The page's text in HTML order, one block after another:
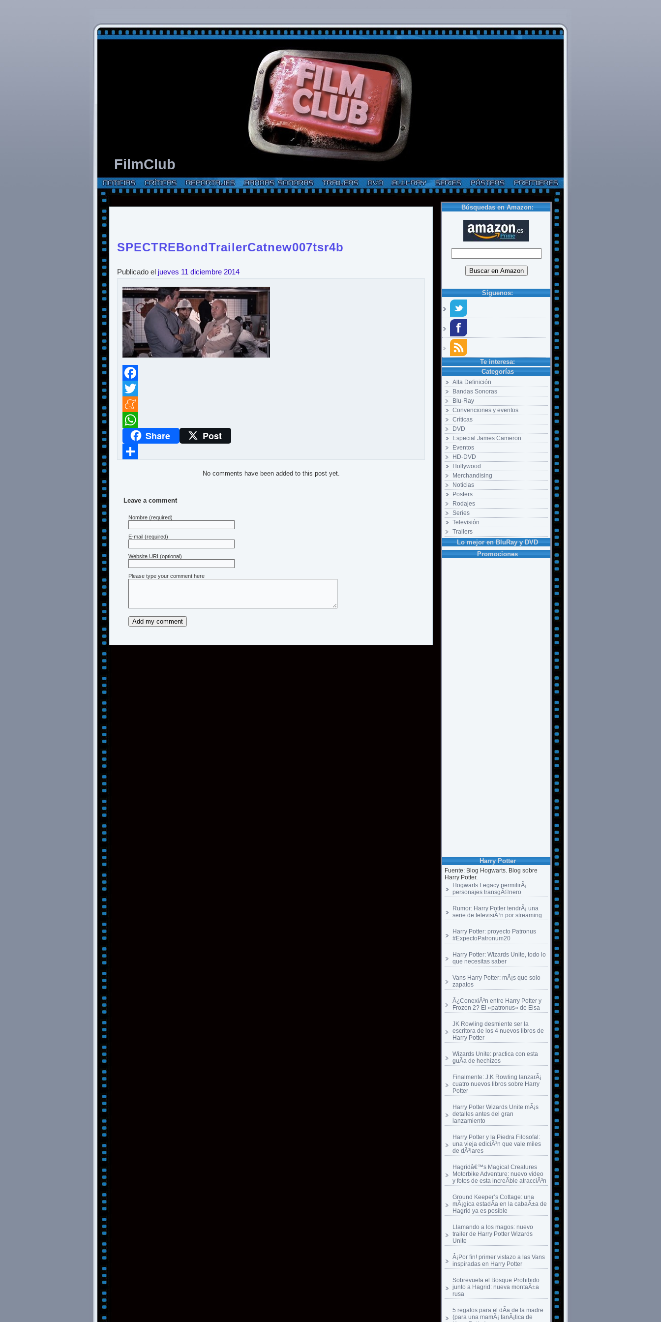
FilmClub
Búsquedas en Amazon:
Síguenos:
Te interesa:
Categorías
Alta Definición
Bandas Sonoras
Blu-Ray
Convenciones y eventos
Críticas
DVD
Especial James Cameron
Eventos
HD-DVD
Hollywood
Merchandising
Noticias
Posters
Rodajes
Series
Televisión
Trailers
Lo mejor en BluRay y DVD
Promociones
Harry Potter
Fuente: Blog Hogwarts. Blog sobre
Harry Potter.
Hogwarts Legacy permitirÃ¡
personajes transgÃ©nero
Rumor: Harry Potter tendrÃ¡ una
serie de televisiÃ³n por streaming
Harry Potter: proyecto Patronus
#ExpectoPatronum20
Harry Potter: Wizards Unite, todo lo
que necesitas saber
Vans Harry Potter: mÃ¡s que solo
zapatos
Â¿ConexiÃ³n entre Harry Potter y
Frozen 2? El «patronus» de Elsa
JK Rowling desmiente ser la
escritora de los 4 nuevos libros de
Harry Potter
Wizards Unite: practica con esta
guÃ­a de hechizos
Finalmente: J.K Rowling lanzarÃ¡
cuatro nuevos libros sobre Harry
Potter
Harry Potter Wizards Unite mÃ¡s
detalles antes del gran
lanzamiento
Harry Potter y la Piedra Filosofal:
una vieja ediciÃ³n que vale miles
de dÃ³lares
Hagridâ€™s Magical Creatures
Motorbike Adventure: nuevo video
y fotos de esta increÃ­ble atracciÃ³n
Ground Keeper’s Cottage: una
mÃ¡gica estadÃ­a en la cabaÃ±a de
Hagrid ya es posible
Llamando a los magos: nuevo
trailer de Harry Potter Wizards
Unite
Â¡Por fin! primer vistazo a las Vans
inspiradas en Harry Potter
Sobrevuela el Bosque Prohibido
junto a Hagrid: nueva montaÃ±a
rusa
5 regalos para el dÃ­a de la madre
(para una mamÃ¡ fanÃ¡tica de
SPECTREBondTrailerCatnew007tsr4b
Publicado el jueves 11 diciembre 2014
Facebook
Twitter
Meneame
WhatsAppShare Post
No comments have been added to this post yet.
Leave a comment
Nombre (required)
E-mail (required)
Website URI (optional)
Please type your comment here